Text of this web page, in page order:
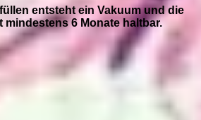
entsteht ein Vakuum und die
mindestens 6 Monate haltbar.